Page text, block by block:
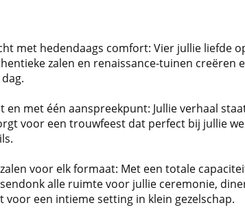
met hedendaags comfort: Vier jullie liefde
zalen en renaissance-tuinen creëren
en met één aanspreekpunt: Jullie verhaal
voor een trouwfeest dat perfect bij jullie
voor elk formaat: Met een totale
alle ruimte voor jullie ceremonie,
voor een intieme setting in klein gezelschap.